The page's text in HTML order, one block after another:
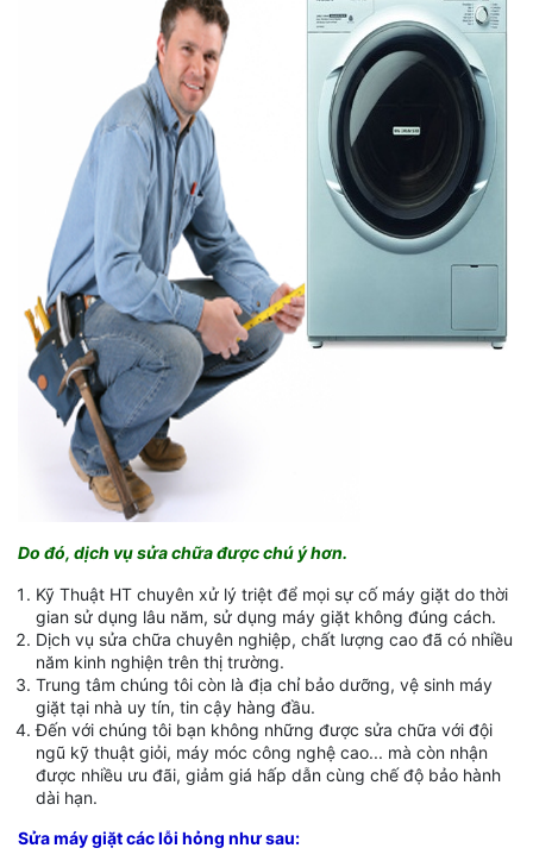
Do đó, dịch vụ sửa chữa được chú ý hơn.
Kỹ Thuật HT chuyên xử lý triệt để mọi sự cố máy giặt do thời
gian sử dụng lâu năm, sử dụng máy giặt không đúng cách.
Dịch vụ sửa chữa chuyên nghiệp, chất lượng cao đã có nhiều
năm kinh nghiện trên thị trường.
Trung tâm chúng tôi còn là địa chỉ bảo dưỡng, vệ sinh máy
giặt tại nhà uy tín, tin cậy hàng đầu.
Đến với chúng tôi bạn không những được sửa chữa với đội
ngũ kỹ thuật giỏi, máy móc công nghệ cao... mà còn nhận
được nhiều ưu đãi, giảm giá hấp dẫn cùng chế độ bảo hành
dài hạn.
Sửa máy giặt các lỗi hỏng như sau: